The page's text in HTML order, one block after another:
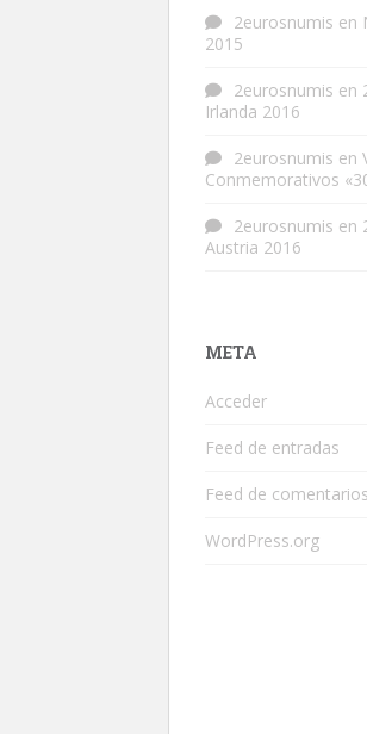
2eurosnumis en
2015
2eurosnumis en
Irlanda 2016
2eurosnumis en
Conmemorativos
2eurosnumis en
Austria 2016
META
Acceder
Feed de entradas
Feed de comentarios
WordPress.org